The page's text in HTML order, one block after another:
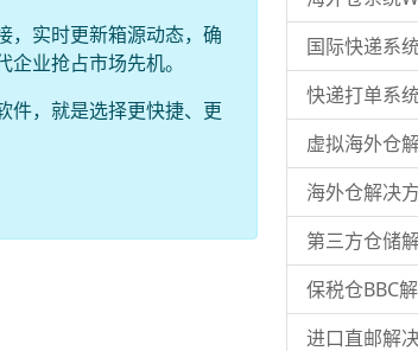
，实时更新箱源动态，确
业抢占市场先机。
件，就是选择更快捷、更
国际快递系
快递打单系
虚拟海外仓
海外仓解决
第三方仓储
保税仓BBC
进口直邮解